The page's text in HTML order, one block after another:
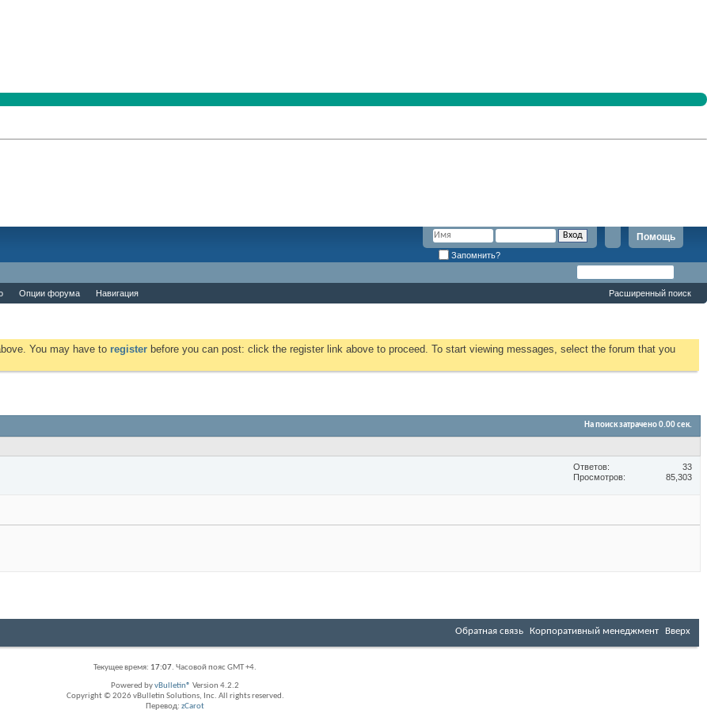
Помощь
Запомнить?
Опции форума Навигация Расширенный поиск
You may have to register before you can post: click the register link above to proceed. To start viewing messages, select the forum that you
На поиск затрачено0.00сек.
Ответов
33
Просмотров
85,303
Обратная связь Корпоративный менеджмент Вверх
Текущее время: 17:07. Часовой пояс GMT +4.
Powered byvBulletin® Version 4.2.2
Copyright © 2026 vBulletin Solutions, Inc. All rights reserved.
Перевод: zCarot